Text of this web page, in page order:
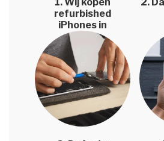
1. Wij kopen
refurbished
iPhones in
2.